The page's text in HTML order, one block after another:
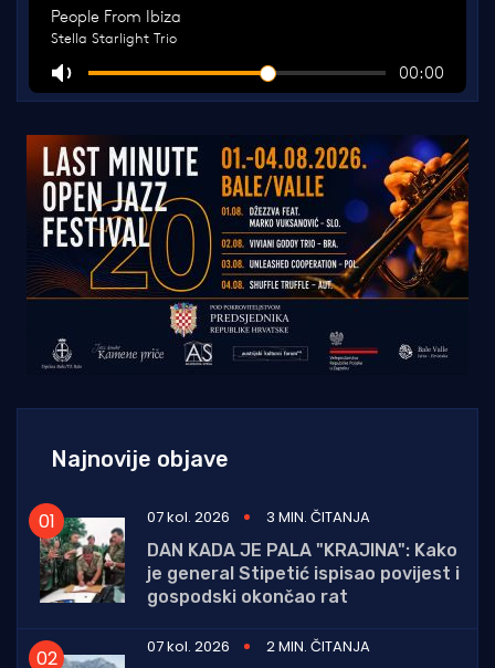
Najnovije objave
07 kol. 2026
3 MIN. ČITANJA
DAN KADA JE PALA "KRAJINA": Kako
je general Stipetić ispisao povijest i
gospodski okončao rat
07 kol. 2026
2 MIN. ČITANJA